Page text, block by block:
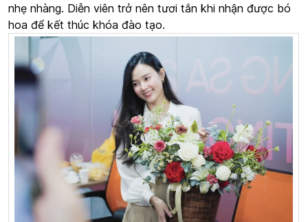
nhẹ nhàng. Diễn viên trở nên tươi tắn khi nhận được bó
hoa để kết thúc khóa đào tạo.